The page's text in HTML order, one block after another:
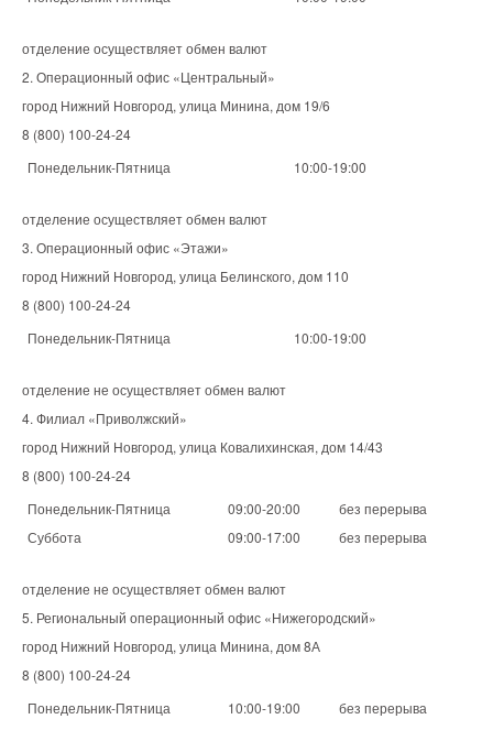
отделение осуществляет обмен валют
2. Операционный офис «Центральный»
город Нижний Новгород, улица Минина, дом 19/6
8 (800) 100-24-24
Понедельник-Пятница
10:00-19:00
отделение осуществляет обмен валют
3. Операционный офис «Этажи»
город Нижний Новгород, улица Белинского, дом 110
8 (800) 100-24-24
Понедельник-Пятница
10:00-19:00
отделение не осуществляет обмен валют
4. Филиал «Приволжский»
город Нижний Новгород, улица Ковалихинская, дом 14/43
8 (800) 100-24-24
Понедельник-Пятница
09:00-20:00
без перерыва
Суббота
09:00-17:00 без перерыва
отделение не осуществляет обмен валют
5. Региональный операционный офис «Нижегородский»
город Нижний Новгород, улица Минина, дом 8А
8 (800) 100-24-24
Понедельник-Пятница
10:00-19:00 без перерыва